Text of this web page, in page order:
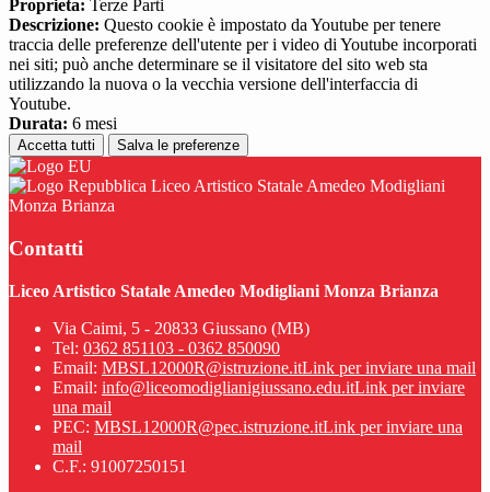
Proprieta: Terze Parti
Descrizione: Questo cookie è impostato da Youtube per tenere
traccia delle preferenze dell'utente per i video di Youtube incorporati
nei siti; può anche determinare se il visitatore del sito web sta
utilizzando la nuova o la vecchia versione dell'interfaccia di
Youtube.
Durata: 6 mesi
Accetta tutti Salva le preferenze
Liceo Artistico Statale Amedeo Modigliani
Monza Brianza
Contatti
Liceo Artistico Statale Amedeo Modigliani Monza Brianza
Via Caimi, 5 - 20833 Giussano (MB)
Tel: 0362 851103 - 0362 850090
Email: MBSL12000R@istruzione.itLink per inviare una mail
Email: info@liceomodiglianigiussano.edu.itLink per inviare
una mail
PEC: MBSL12000R@pec.istruzione.itLink per inviare una
mail
C.F.: 91007250151